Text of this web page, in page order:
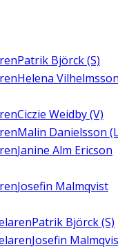
Patrik Björck (S)
Helena
Ciczie Weidby (V)
Malin Danielsson
Janine Alm Ericson
Josefin Malmqvist
Patrik Björck (S)
Josefin